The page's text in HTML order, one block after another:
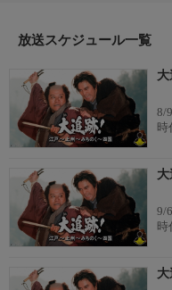
刑）を申し渡されて破牢を
放送スケジュール一覧
8/
時
9/
時